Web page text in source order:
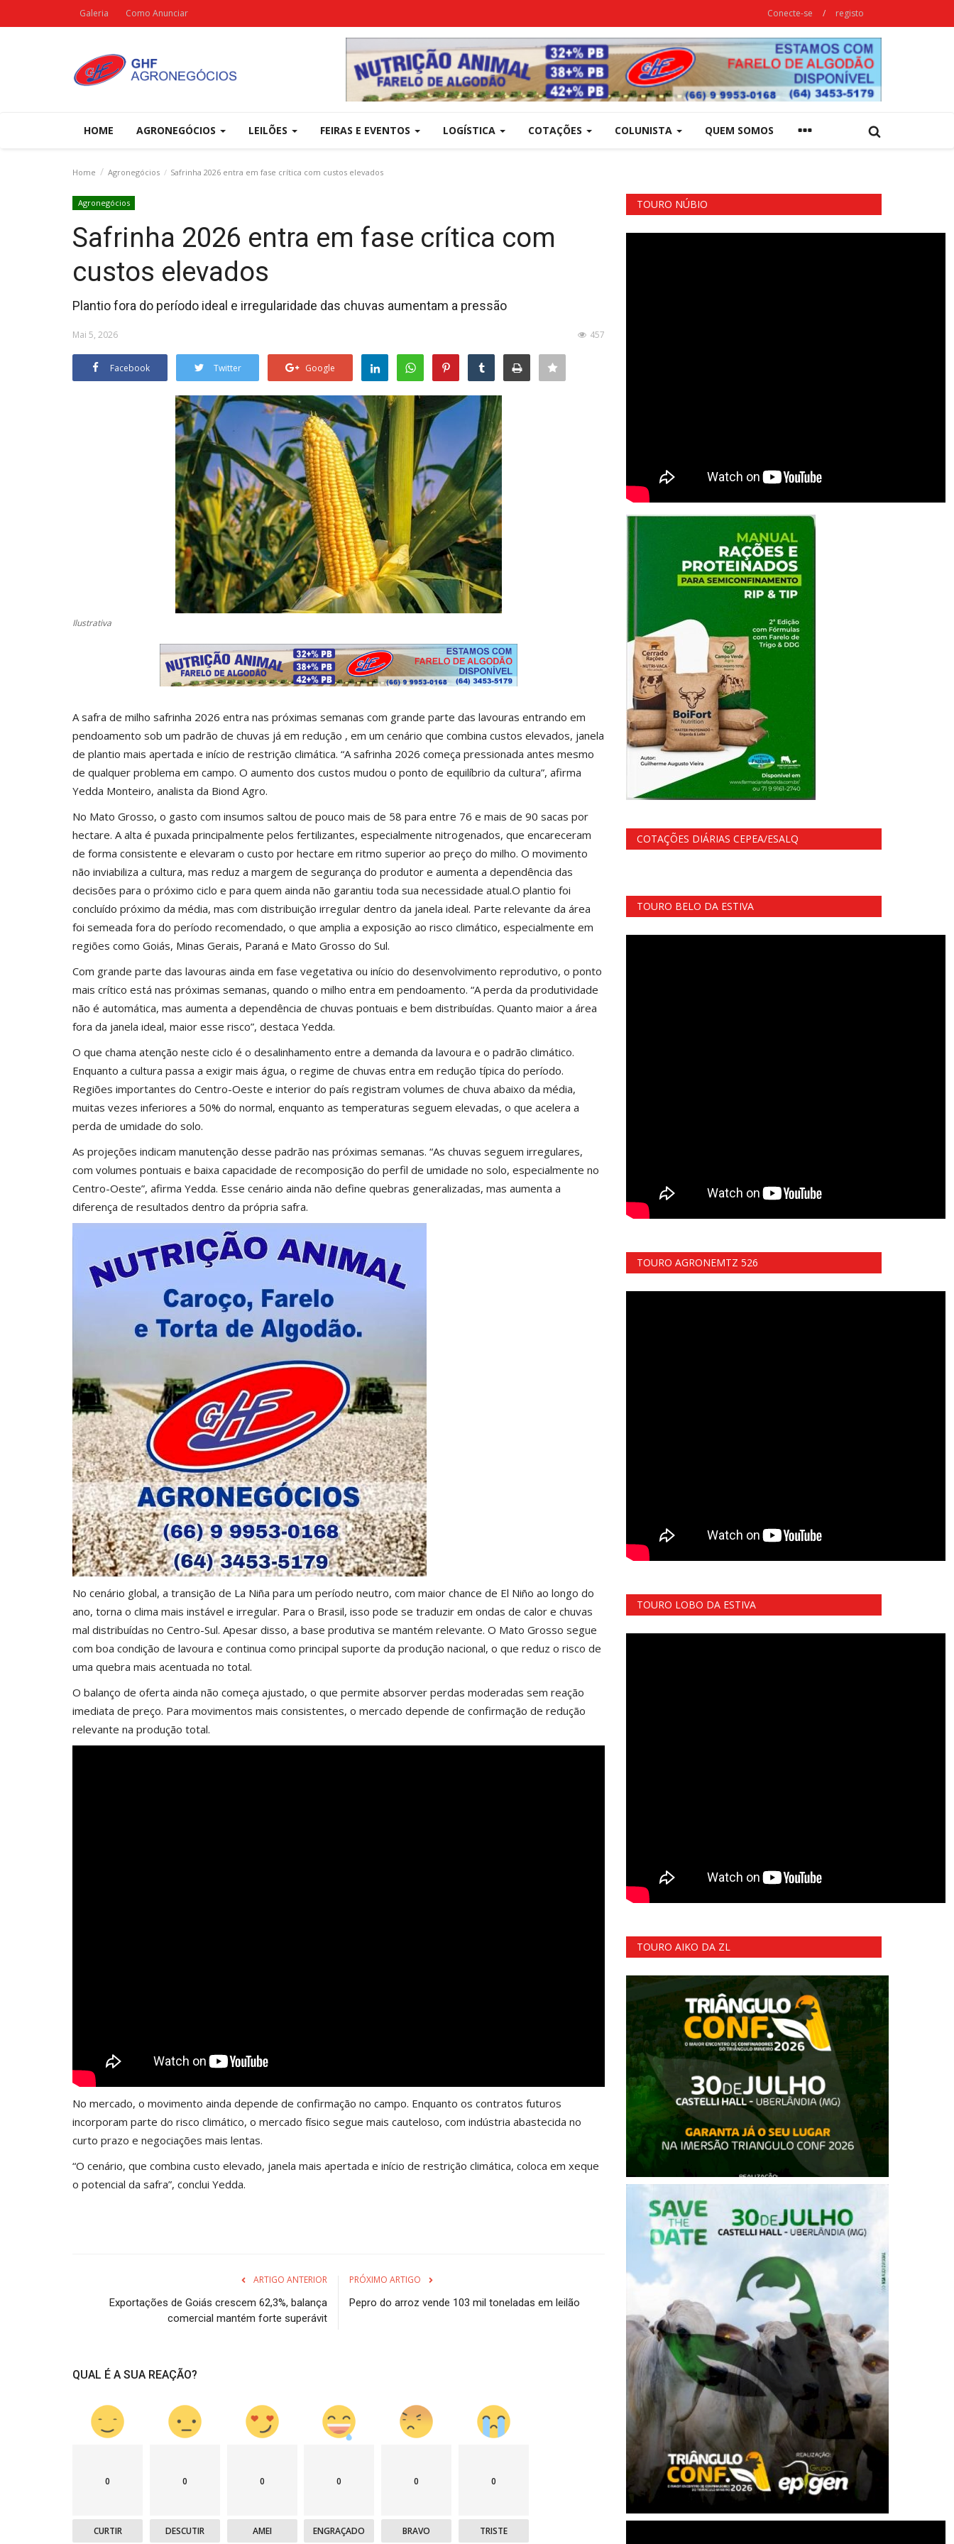
Galeria Como Anunciar Conecte-se / registo
HOME AGRONEGÓCIOS LEILÕES FEIRAS E EVENTOS LOGÍSTICA COTAÇÕES COLUNISTA QUEM SOMOS
Home Agronegócios Safrinha 2026 entra em fase crítica com custos elevados
Agronegócios
Safrinha 2026 entra em fase crítica com
custos elevados
Plantio fora do período ideal e irregularidade das chuvas aumentam a pressão
Mai 5, 2026 457
Facebook Twitter Google
Ilustrativa
A safra de milho safrinha 2026 entra nas próximas semanas com grande parte das lavouras entrando em
pendoamento sob um padrão de chuvas já em redução , em um cenário que combina custos elevados, janela
de plantio mais apertada e início de restrição climática. “A safrinha 2026 começa pressionada antes mesmo
de qualquer problema em campo. O aumento dos custos mudou o ponto de equilíbrio da cultura”, afirma
Yedda Monteiro, analista da Biond Agro.
No Mato Grosso, o gasto com insumos saltou de pouco mais de 58 para entre 76 e mais de 90 sacas por
hectare. A alta é puxada principalmente pelos fertilizantes, especialmente nitrogenados, que encareceram
de forma consistente e elevaram o custo por hectare em ritmo superior ao preço do milho. O movimento
não inviabiliza a cultura, mas reduz a margem de segurança do produtor e aumenta a dependência das
decisões para o próximo ciclo e para quem ainda não garantiu toda sua necessidade atual.O plantio foi
concluído próximo da média, mas com distribuição irregular dentro da janela ideal. Parte relevante da área
foi semeada fora do período recomendado, o que amplia a exposição ao risco climático, especialmente em
regiões como Goiás, Minas Gerais, Paraná e Mato Grosso do Sul.
Com grande parte das lavouras ainda em fase vegetativa ou início do desenvolvimento reprodutivo, o ponto
mais crítico está nas próximas semanas, quando o milho entra em pendoamento. “A perda da produtividade
não é automática, mas aumenta a dependência de chuvas pontuais e bem distribuídas. Quanto maior a área
fora da janela ideal, maior esse risco”, destaca Yedda.
O que chama atenção neste ciclo é o desalinhamento entre a demanda da lavoura e o padrão climático.
Enquanto a cultura passa a exigir mais água, o regime de chuvas entra em redução típica do período.
Regiões importantes do Centro-Oeste e interior do país registram volumes de chuva abaixo da média,
muitas vezes inferiores a 50% do normal, enquanto as temperaturas seguem elevadas, o que acelera a
perda de umidade do solo.
As projeções indicam manutenção desse padrão nas próximas semanas. “As chuvas seguem irregulares,
com volumes pontuais e baixa capacidade de recomposição do perfil de umidade no solo, especialmente no
Centro-Oeste”, afirma Yedda. Esse cenário ainda não define quebras generalizadas, mas aumenta a
diferença de resultados dentro da própria safra.
No cenário global, a transição de La Niña para um período neutro, com maior chance de El Niño ao longo do
ano, torna o clima mais instável e irregular. Para o Brasil, isso pode se traduzir em ondas de calor e chuvas
mal distribuídas no Centro-Sul. Apesar disso, a base produtiva se mantém relevante. O Mato Grosso segue
com boa condição de lavoura e continua como principal suporte da produção nacional, o que reduz o risco de
uma quebra mais acentuada no total.
O balanço de oferta ainda não começa ajustado, o que permite absorver perdas moderadas sem reação
imediata de preço. Para movimentos mais consistentes, o mercado depende de confirmação de redução
relevante na produção total.
No mercado, o movimento ainda depende de confirmação no campo. Enquanto os contratos futuros
incorporam parte do risco climático, o mercado físico segue mais cauteloso, com indústria abastecida no
curto prazo e negociações mais lentas.
“O cenário, que combina custo elevado, janela mais apertada e início de restrição climática, coloca em xeque
o potencial da safra”, conclui Yedda.
ARTIGO ANTERIOR
Exportações de Goiás crescem 62,3%, balança
comercial mantém forte superávit
PRÓXIMO ARTIGO
Pepro do arroz vende 103 mil toneladas em leilão
QUAL É A SUA REAÇÃO?
0
CURTIR
0
DESCUTIR
0
AMEI
0
ENGRAÇADO
0
BRAVO
0
TRISTE
TOURO NÚBIO
COTAÇÕES DIÁRIAS CEPEA/ESALQ
TOURO BELO DA ESTIVA
TOURO AGRONEMTZ 526
TOURO LOBO DA ESTIVA
TOURO AIKO DA ZL